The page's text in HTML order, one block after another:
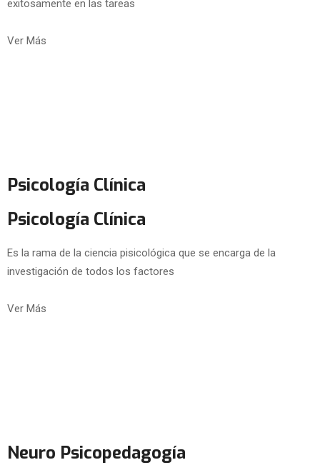
exitosamente en las tareas
Ver Más
Psicología Clínica
Psicología Clínica
Es la rama de la ciencia pisicológica que se encarga de la
investigación de todos los factores
Ver Más
Neuro Psicopedagogía